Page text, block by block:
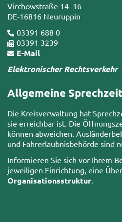
Virchowstraße 14–16
DE-16816 Neuruppin
03391 688 0
03391 3239
E-Mail
Elektronischer Rechtsverkehr
Allgemeine
Die Kreisverwaltung hat
sie erreichbar ist. Die
können abweichen.
und Fahrerlaubnisbehörde sind
Informieren Sie sich vor Ihrem
jeweiligen Einrichtung, eine
Organisationsstruktur